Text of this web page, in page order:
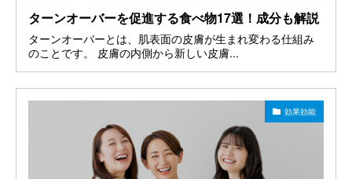
ターンオーバーを促進する食べ物17選！成分も解説
ターンオーバーとは、肌表面の皮膚が生まれ変わる仕組み
のことです。 皮膚の内側から新しい皮膚...
効果効能